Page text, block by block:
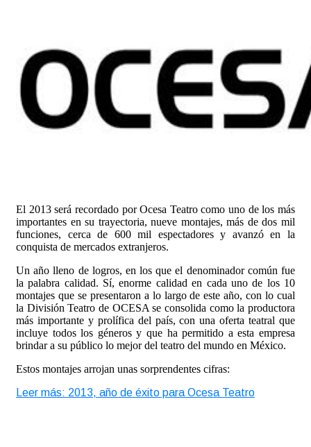
El 2013 será recordado por Ocesa Teatro como uno de los más
importantes en su trayectoria, nueve montajes, más de dos mil
funciones, cerca de 600 mil espectadores y avanzó en la
conquista de mercados extranjeros.
Un año lleno de logros, en los que el denominador común fue
la palabra calidad. Sí, enorme calidad en cada uno de los 10
montajes que se presentaron a lo largo de este año, con lo cual
la División Teatro de OCESA se consolida como la productora
más importante y prolífica del país, con una oferta teatral que
incluye todos los géneros y que ha permitido a esta empresa
brindar a su público lo mejor del teatro del mundo en México.
Estos montajes arrojan unas sorprendentes cifras:
Leer más: 2013, año de éxito para Ocesa Teatro